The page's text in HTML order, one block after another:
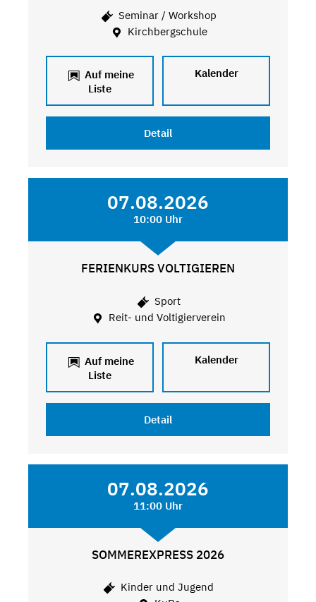
Seminar / Workshop
Kirchbergschule
Auf meine
Liste
Kalender
Detail
07.08.2026
10:00 Uhr
FERIENKURS VOLTIGIEREN
Sport
Reit- und Voltigierverein
Auf meine
Liste
Kalender
Detail
07.08.2026
11:00 Uhr
SOMMEREXPRESS 2026
Kinder und Jugend